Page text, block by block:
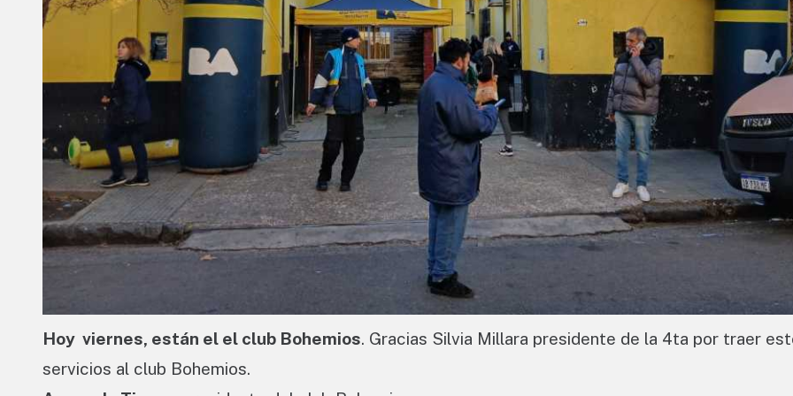
Hoy viernes, están el el club Bohemios. Gracias Silvia Millara presidente de la 4ta por traer
servicios al club Bohemios.